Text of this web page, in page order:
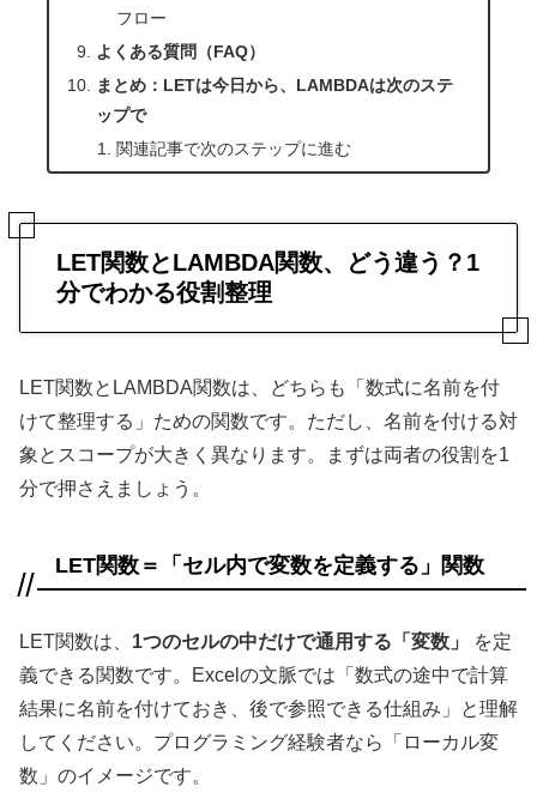
フロー
よくある質問（FAQ）
まとめ：LETは今日から、LAMBDAは次のステ
ップで
関連記事で次のステップに進む
LET関数とLAMBDA関数、どう違う？1
分でわかる役割整理
LET関数とLAMBDA関数は、どちらも「数式に名前を付
けて整理する」ための関数です。ただし、名前を付ける対
象とスコープが大きく異なります。まずは両者の役割を1
分で押さえましょう。
LET関数＝「セル内で変数を定義する」関数
LET関数は、 1つのセルの中だけで通用する「変数」
を定
義できる関数です。Excelの文脈では「数式の途中で計算
結果に名前を付けておき、後で参照できる仕組み」と理解
してください。プログラミング経験者なら「ローカル変
数」のイメージです。